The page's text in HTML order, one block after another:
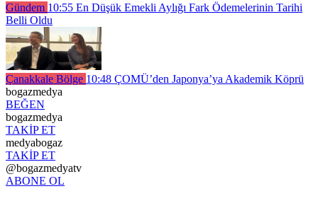
Gündem 10:55 En Düşük Emekli Aylığı Fark Ödemelerinin Tarihi
Belli Oldu
Çanakkale Bölge 10:48 ÇOMÜ’den Japonya’ya Akademik Köprü
bogazmedya
BEĞEN
bogazmedya
TAKİP ET
medyabogaz
TAKİP ET
@bogazmedyatv
ABONE OL